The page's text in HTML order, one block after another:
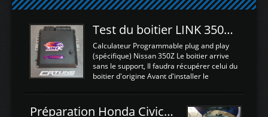
Test du boitier LINK 350Z Plugin ECU
Calculateur Programmable plug and play
(spécifique) Nissan 350Z Le boitier arrive
sans le support, Il faudra récupérer celui du
boitier d'origine Avant d'installer le
d'envoyer l'information de la large bande
Préparation Honda Civic Type R FK2